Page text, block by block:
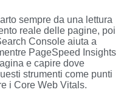
sempre da una lettura
reale delle pagine, poi
Console aiuta a
PageSpeed Insights
e capire dove
strumenti come punti
i Core Web Vitals.